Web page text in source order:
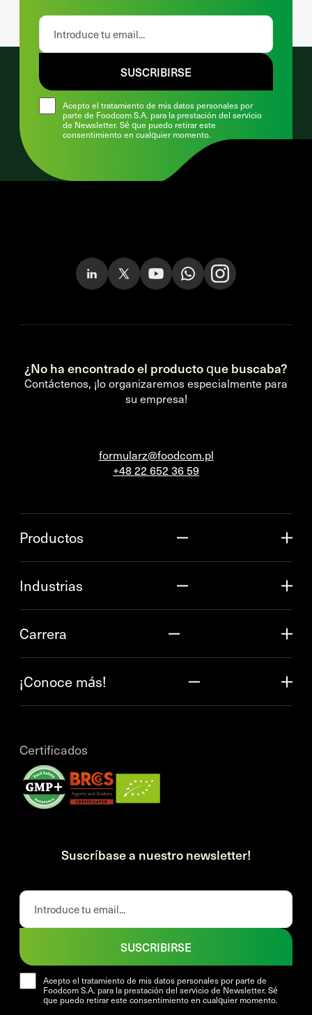
Acepto el tratamiento de mis datos personales por
parte de Foodcom S.A. para la prestación del servicio
de Newsletter. Sé que puedo retirar este
consentimiento en cualquier momento.
SUSCRIBIRSE
¿No ha encontrado el producto que buscaba?
Contáctenos, ¡lo organizaremos especialmente para
su empresa!
formularz@foodcom.pl
+48 22 652 36 59
Productos
Industrias
Carrera
¡Conoce más!
Certificados
Suscríbase a nuestro newsletter!
Acepto el tratamiento de mis datos personales por parte de
Foodcom S.A. para la prestación del servicio de Newsletter. Sé
que puedo retirar este consentimiento en cualquier momento.
SUSCRIBIRSE